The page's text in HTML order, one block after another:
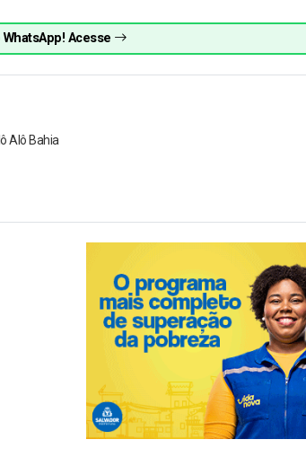
Acesse
Alô Bahia